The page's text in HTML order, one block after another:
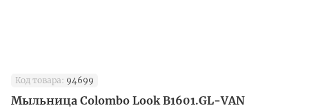
Код товара: 94699
Мыльница Colombo Look B1601.GL-VAN